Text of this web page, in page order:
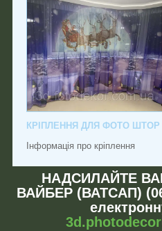
КРІПЛЕННЯ ДЛЯ ФОТО
Інформація про кріплення
НАДСИЛАЙТЕ
ВАЙБЕР (ВАТСАП)